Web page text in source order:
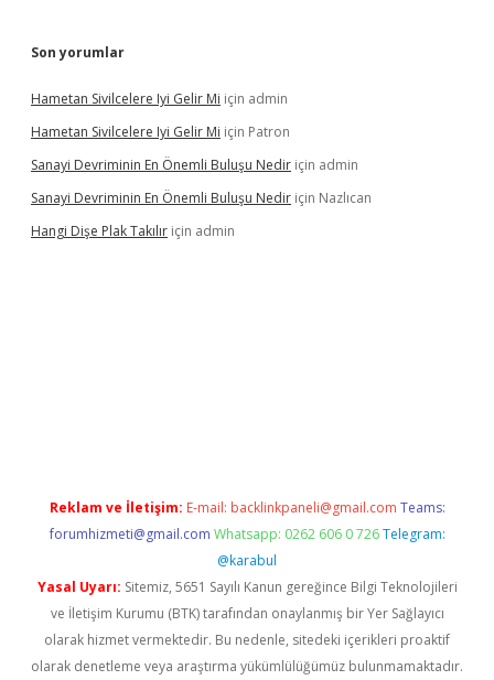
Son yorumlar
Hametan Sivilcelere Iyi Gelir Mi için admin
Hametan Sivilcelere Iyi Gelir Mi için Patron
Sanayi Devriminin En Önemli Buluşu Nedir için admin
Sanayi Devriminin En Önemli Buluşu Nedir için Nazlıcan
Hangi Dişe Plak Takılır için admin
Reklam ve İletişim: E-mail: backlinkpaneli@gmail.com Teams:
forumhizmeti@gmail.com Whatsapp: 0262 606 0 726 Telegram:
@karabul
Yasal Uyarı: Sitemiz, 5651 Sayılı Kanun gereğince Bilgi Teknolojileri
ve İletişim Kurumu (BTK) tarafından onaylanmış bir Yer Sağlayıcı
olarak hizmet vermektedir. Bu nedenle, sitedeki içerikleri proaktif
olarak denetleme veya araştırma yükümlülüğümüz bulunmamaktadır.